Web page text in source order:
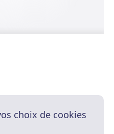
choix de cookies